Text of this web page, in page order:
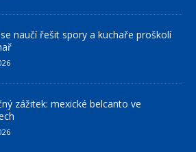
naučí řešit spory a kuchaře proškolí
zážitek: mexické belcanto ve